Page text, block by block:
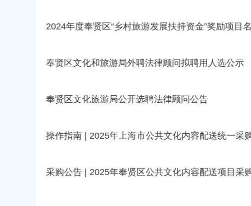
2024年度奉贤区“乡村旅游发展扶持资金”奖励项目
奉贤区文化和旅游局外聘法律顾问拟聘用人选公示
奉贤区文化旅游局公开选聘法律顾问公告
操作指南 | 2025年上海市公共文化内容配送统一采
采购公告 | 2025年奉贤区公共文化内容配送项目采